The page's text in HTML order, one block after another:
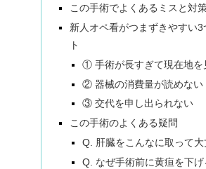
この手術でよくあるミスと対
新人オペ看がつまずきやすい3
ト
① 手術が長すぎて現在地を
② 器械の消費量が読めない
③ 交代を申し出られない
この手術のよくある疑問
Q. 肝臓をこんなに取って大
Q. なぜ手術前に黄疸を下げ